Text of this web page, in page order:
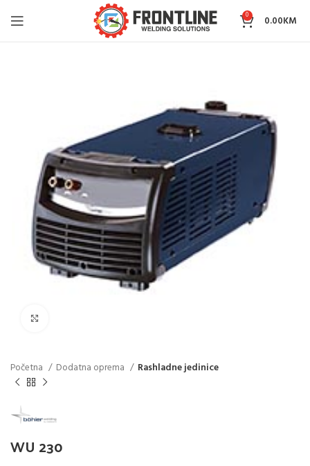
0 0.00KM
Početna Dodatna oprema Rashladne jedinice
WU 230